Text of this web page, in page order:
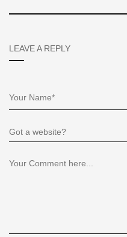
LEAVE A REPLY